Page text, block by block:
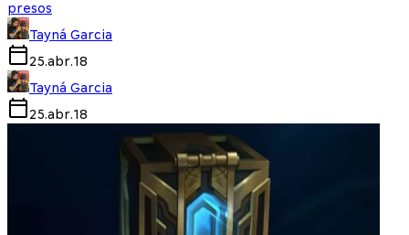
presos
Tayná Garcia
25.abr.18
Tayná Garcia
25.abr.18